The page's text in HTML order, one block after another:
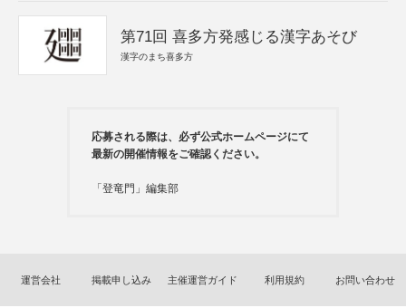
第71回 喜多方発感じる漢字あそび
漢字のまち喜多方
応募される際は、必ず公式ホームページにて
最新の開催情報をご確認ください。
「登竜門」編集部
運営会社 掲載申し込み 主催運営ガイド 利用規約 お問い合わせ